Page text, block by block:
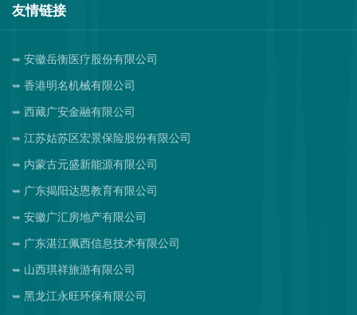
友情链接
安徽岳衡医疗股份有限公司
香港明名机械有限公司
西藏广安金融有限公司
江苏姑苏区宏景保险股份有限公司
内蒙古元盛新能源有限公司
广东揭阳达恩教育有限公司
安徽广汇房地产有限公司
广东湛江佩西信息技术有限公司
山西琪祥旅游有限公司
黑龙江永旺环保有限公司